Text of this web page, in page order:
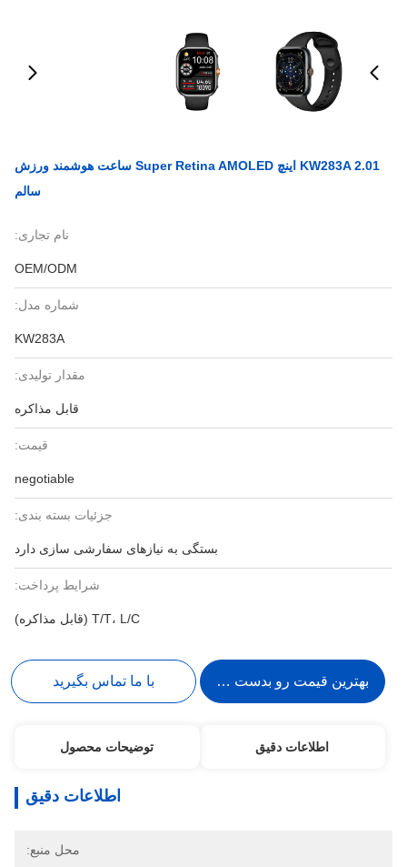
KW283A 2.01 اینچ Super Retina AMOLED ساعت هوشمند ورزش
سالم
نام تجاری:
OEM/ODM
شماره مدل:
KW283A
مقدار تولیدی:
قابل مذاکره
قیمت:
negotiable
جزئیات بسته بندی:
بستگی به نیازهای سفارشی سازی دارد
شرایط پرداخت:
T/T، L/C (قابل مذاکره)
بهترین قیمت رو بدست بیار با ما تماس بگیرید
اطلاعات دقیق توضیحات محصول
اطلاعات دقیق
محل منبع: